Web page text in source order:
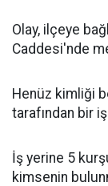
Olay, ilçeye
Caddesi'nde
Henüz kimliği
tarafından bir
İş yerine 5
kimsenin